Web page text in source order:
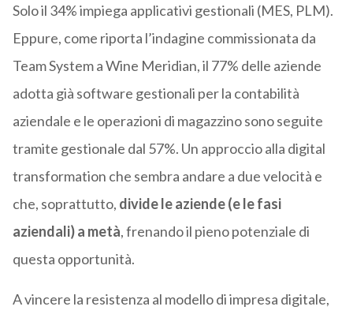
Solo il 34% impiega applicativi gestionali (MES, PLM).
Eppure, come riporta l’indagine commissionata da
Team System a Wine Meridian, il 77% delle aziende
adotta già software gestionali per la contabilità
aziendale e le operazioni di magazzino sono seguite
tramite gestionale dal 57%. Un approccio alla digital
transformation che sembra andare a due velocità e
che, soprattutto, divide le aziende (e le fasi
aziendali) a metà, frenando il pieno potenziale di
questa opportunità.
A vincere la resistenza al modello di impresa digitale,